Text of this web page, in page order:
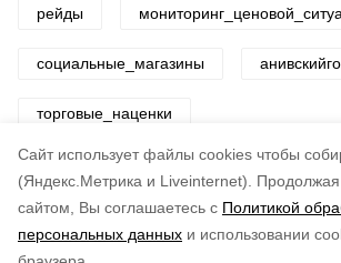
Cайт использует файлы cookies чтобы
(Яндекс.Метрика и Liveinternet).
Продолжая
сайтом, Вы соглашаетесь с Политикой
персональных данных и использовании
рейды
социальные_магазины
торговые_наценки
Авторы: ADMIN admin
по оценке